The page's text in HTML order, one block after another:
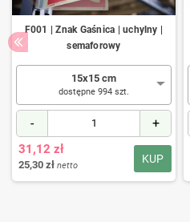
F001 | Znak Gaśnica | uchylny |
semaforowy
15x15 cm
dostępne 994 szt.
- +
KUP
31,12 zł
25,30 zł netto